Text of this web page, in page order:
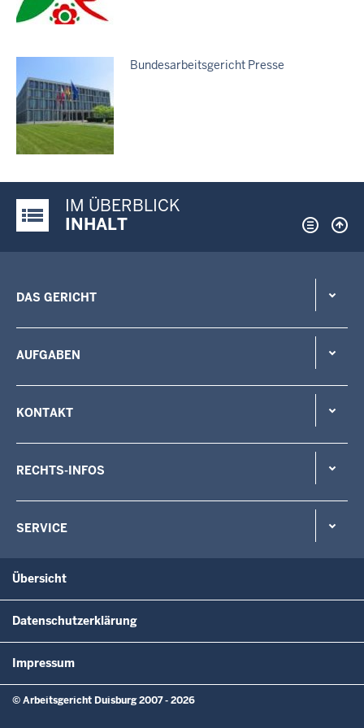
Bundesarbeitsgericht Presse
Justiz-Portal im Überblick:
IM ÜBERBLICK
INHALT
DAS GERICHT
AUFGABEN
KONTAKT
RECHTS-INFOS
SERVICE
Übersicht
Datenschutzerklärung
Impressum
© Arbeitsgericht Duisburg 2007 - 2026